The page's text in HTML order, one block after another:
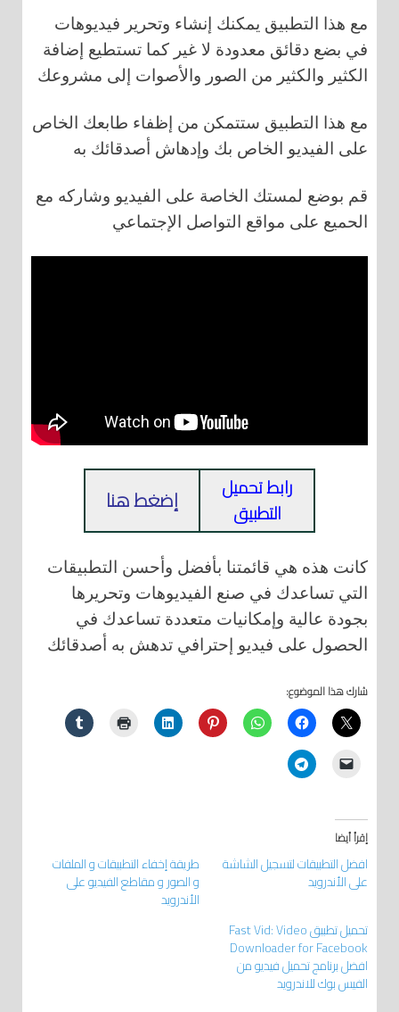
مع هذا التطبيق يمكنك إنشاء وتحرير فيديوهات
في بضع دقائق معدودة لا غير كما تستطيع إضافة
الكثير والكثير من الصور والأصوات إلى مشروعك
مع هذا التطبيق ستتمكن من إظفاء طابعك الخاص
على الفيديو الخاص بك وإدهاش أصدقائك به
قم بوضع لمستك الخاصة على الفيديو وشاركه مع
الحميع على مواقع التواصل الإجتماعي
رابط تحميل
التطبيق
إضغط هنا
كانت هذه هي قائمتنا بأفضل وأحسن التطبيقات
التي تساعدك في صنع الفيديوهات وتحريرها
بجودة عالية وإمكانيات متعددة تساعدك في
الحصول على فيديو إحترافي تدهش به أصدقائك
شارك هذا الموضوع:
إقرأ أيضا
افضل التطبيقات لتسجيل الشاشة
على الأندرويد
طريقة إخفاء التطبيقات و الملفات
و الصور و مقاطع الفيديو على
الأندرويد
تحميل تطبيق Fast Vid: Video
Downloader for Facebook
افضل برنامج تحميل فيديو من
الفيس بوك للاندرويد